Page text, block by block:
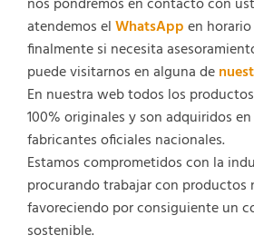
nos pondremos en contacto con
atendemos elWhatsAppen
finalmente si necesita
puede visitarnos en alguna de
En nuestra web todos los
100% originales y son adquiridos
fabricantes oficiales nacionales.
Estamos comprometidos con la
procurando trabajar con productos
favoreciendo por consiguiente un
sostenible.